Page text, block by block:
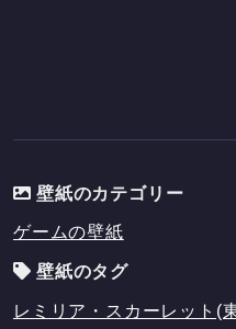
壁紙のカテゴリー
ゲームの壁紙
壁紙のタグ
レミリア・スカーレット(